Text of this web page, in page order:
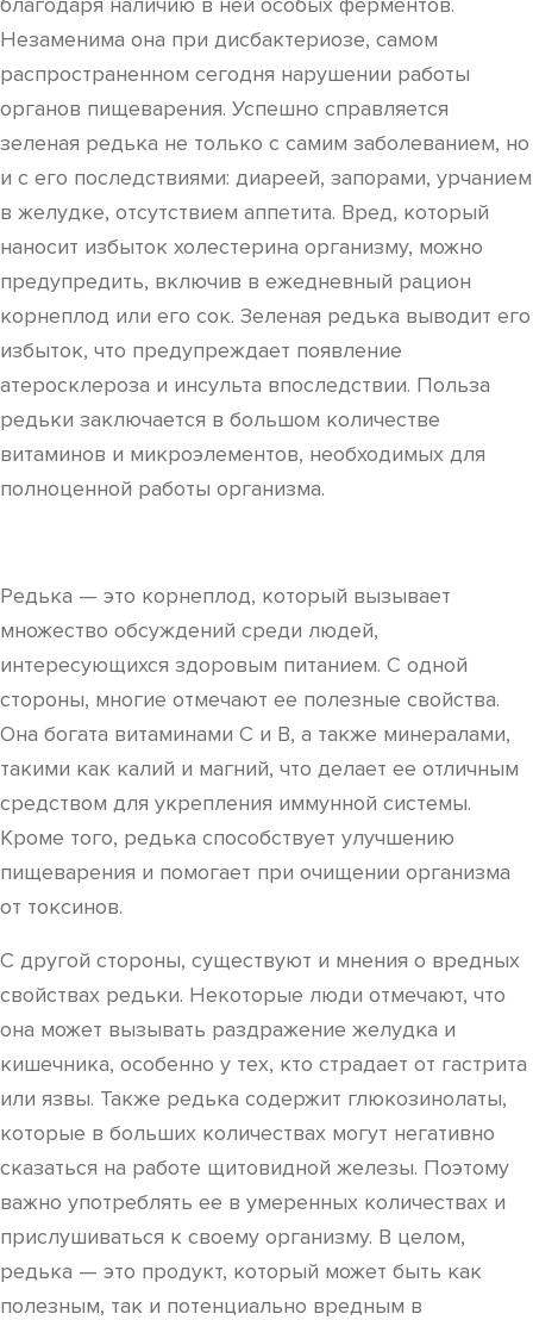
Незаменима она при дисбактериозе, самом
распространенном сегодня нарушении работы
органов пищеварения. Успешно справляется
зеленая редька не только с самим заболеванием, но
и с его последствиями: диареей, запорами, урчанием
в желудке, отсутствием аппетита. Вред, который
наносит избыток холестерина организму, можно
предупредить, включив в ежедневный рацион
корнеплод или его сок. Зеленая редька выводит его
избыток, что предупреждает появление
атеросклероза и инсульта впоследствии. Польза
редьки заключается в большом количестве
витаминов и микроэлементов, необходимых для
полноценной работы организма.
Редька — это корнеплод, который вызывает
множество обсуждений среди людей,
интересующихся здоровым питанием. С одной
стороны, многие отмечают ее полезные свойства.
Она богата витаминами C и B, а также минералами,
такими как калий и магний, что делает ее отличным
средством для укрепления иммунной системы.
Кроме того, редька способствует улучшению
пищеварения и помогает при очищении организма
от токсинов.
С другой стороны, существуют и мнения о вредных
свойствах редьки. Некоторые люди отмечают, что
она может вызывать раздражение желудка и
кишечника, особенно у тех, кто страдает от гастрита
или язвы. Также редька содержит глюкозинолаты,
которые в больших количествах могут негативно
сказаться на работе щитовидной железы. Поэтому
важно употреблять ее в умеренных количествах и
прислушиваться к своему организму. В целом,
редька — это продукт, который может быть как
полезным, так и потенциально вредным в